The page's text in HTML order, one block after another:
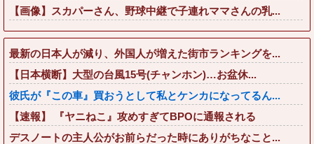
【画像】スカパーさん、野球中継で子連れママさんの乳...
最新の日本人が減り、外国人が増えた街市ランキングを...
【日本横断】大型の台風15号(チャンホン)…お盆休...
彼氏が『この車』買おうとして私とケンカになってるん...
【速報】 『ヤニねこ』攻めすぎてBPOに通報される
デスノートの主人公がお前らだった時にありがちなこと...